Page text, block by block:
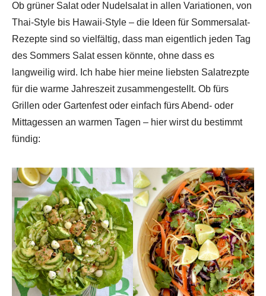
Ob grüner Salat oder Nudelsalat in allen Variationen, von
Thai-Style bis Hawaii-Style – die Ideen für Sommersalat-
Rezepte sind so vielfältig, dass man eigentlich jeden Tag
des Sommers Salat essen könnte, ohne dass es
langweilig wird. Ich habe hier meine liebsten Salatrezpte
für die warme Jahreszeit zusammengestellt. Ob fürs
Grillen oder Gartenfest oder einfach fürs Abend- oder
Mittagessen an warmen Tagen – hier wirst du bestimmt
fündig: